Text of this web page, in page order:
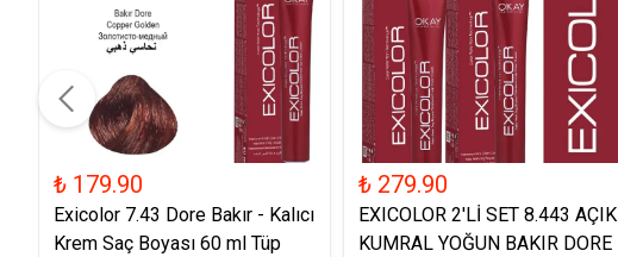
₺ 179.90
Exicolor 7.43 Dore Bakır - Kalıcı
Krem Saç Boyası 60 ml Tüp
₺ 279.90
EXICOLOR 2'Lİ SET 8.443 AÇIK
KUMRAL YOĞUN BAKIR DORE